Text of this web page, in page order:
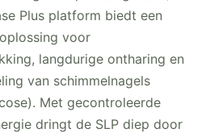
Plus platform biedt een
voor
langdurige ontharing en
van schimmelnagels
Met gecontroleerde
dringt de SLP diep door